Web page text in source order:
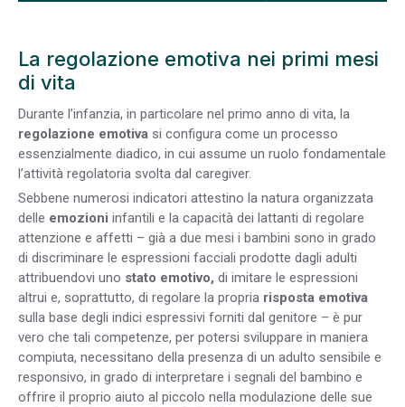
La regolazione emotiva nei primi mesi
di vita
Durante l’infanzia, in particolare nel primo anno di vita, la
regolazione emotiva si configura come un processo
essenzialmente diadico, in cui assume un ruolo fondamentale
l’attività regolatoria svolta dal caregiver.
Sebbene numerosi indicatori attestino la natura organizzata
delle emozioni infantili e la capacità dei lattanti di regolare
attenzione e affetti – già a due mesi i bambini sono in grado
di discriminare le espressioni facciali prodotte dagli adulti
attribuendovi uno stato emotivo, di imitare le espressioni
altrui e, soprattutto, di regolare la propria risposta emotiva
sulla base degli indici espressivi forniti dal genitore – è pur
vero che tali competenze, per potersi sviluppare in maniera
compiuta, necessitano della presenza di un adulto sensibile e
responsivo, in grado di interpretare i segnali del bambino e
offrire il proprio aiuto al piccolo nella modulazione delle sue